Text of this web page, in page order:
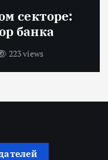
секторе:
банка
223 views